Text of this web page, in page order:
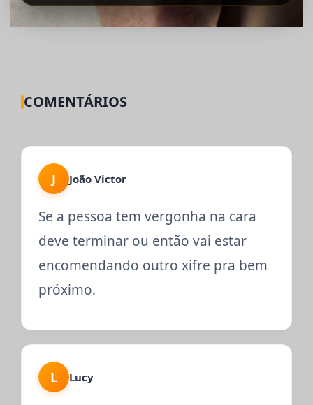
COMENTÁRIOS
J João Victor
Se a pessoa tem vergonha na cara
deve terminar ou então vai estar
encomendando outro xifre pra bem
próximo.
L Lucy